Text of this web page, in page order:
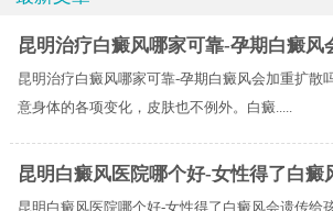
昆明治疗白癜风哪家可靠-孕期白癜风
昆明治疗白癜风哪家可靠-孕期白癜风会加重扩散
意身体的各项变化，皮肤也不例外。白癜.....
昆明白癜风医院哪个好-女性得了白癜
昆明白癜风医院哪个好-女性得了白癜风会遗传给